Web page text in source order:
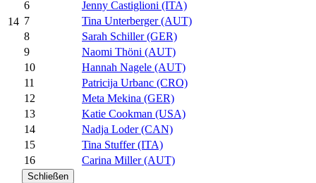
14
6
Jenny Castiglioni (ITA)
7
Tina Unterberger (AUT)
8
Sarah Schiller (GER)
9
Naomi Thöni (AUT)
10
Hannah Nagele (AUT)
11
Patricija Urbanc (CRO)
12
Meta Mekina (GER)
13
Katie Cookman (USA)
14
Nadja Loder (CAN)
15
Tina Stuffer (ITA)
16
Carina Miller (AUT)
Schließen